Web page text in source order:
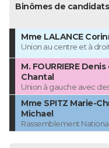
Binômes de candidats
Mme LALANCE
Union au centre et à
M. FOURRIERE
Chantal
Union à gauche avec
Mme SPITZ Marie-
Michael
Rassemblement